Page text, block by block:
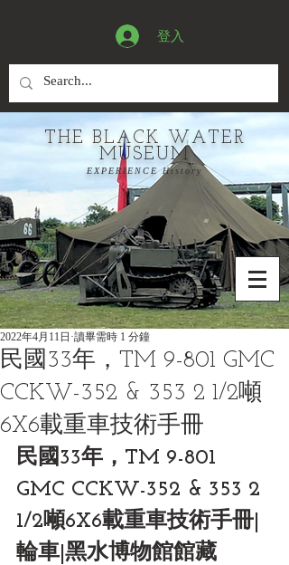
登入
THE BLACK WATER
MUSEUM
EXPERIENCE History
民國33年，TM 9-801 GMC
CCKW-352 & 353 2 1/2噸
6X6載重車技術手冊
2022年4月11日 讀畢需時 1 分鐘
民國33年，TM 9-801
GMC CCKW-352 & 353 2
1/2噸6X6載重車技術手冊|
輪車|黑水博物館館藏